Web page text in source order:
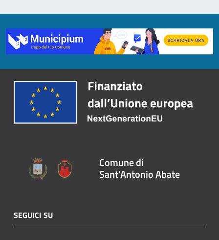
Comune di
Sant'Antonio Abate
SEGUICI SU